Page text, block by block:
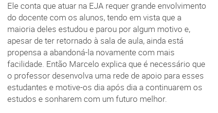
Ele conta que atuar na EJA requer grande envolvimento
do docente com os alunos, tendo em vista que a
maioria deles estudou e parou por algum motivo e,
apesar de ter retornado à sala de aula, ainda está
propensa a abandoná-la novamente com mais
facilidade. Então Marcelo explica que é necessário que
o professor desenvolva uma rede de apoio para esses
estudantes e motive-os dia após dia a continuarem os
estudos e sonharem com um futuro melhor.